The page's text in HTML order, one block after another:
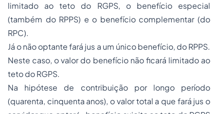
limitado ao teto do RGPS, o benefício especial
(também do RPPS) e o benefício complementar (do
RPC).
Já o não optante fará jus a um único benefício, do RPPS.
Neste caso, o valor do benefício não ficará limitado ao
teto do RGPS.
Na hipótese de contribuição por longo período
(quarenta, cinquenta anos), o valor total a que fará jus o